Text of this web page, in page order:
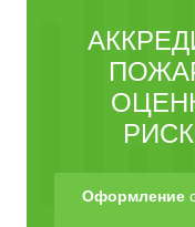
Оформление